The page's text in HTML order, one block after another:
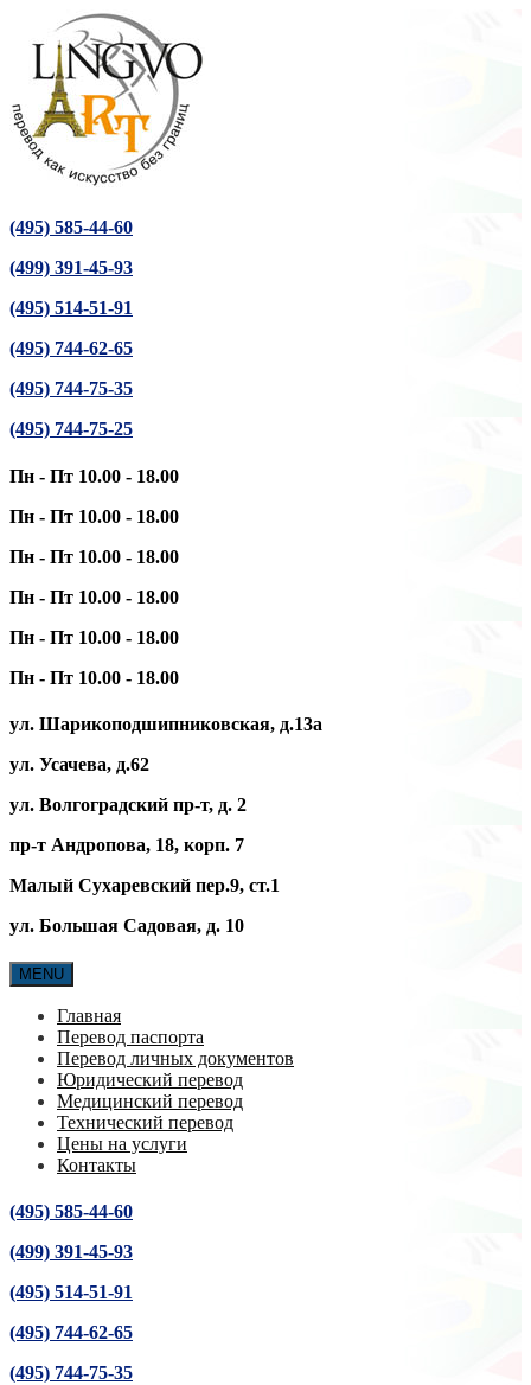
(495) 585-44-60
(499) 391-45-93
(495) 514-51-91
(495) 744-62-65
(495) 744-75-35
(495) 744-75-25
Пн - Пт 10.00 - 18.00
Пн - Пт 10.00 - 18.00
Пн - Пт 10.00 - 18.00
Пн - Пт 10.00 - 18.00
Пн - Пт 10.00 - 18.00
Пн - Пт 10.00 - 18.00
ул. Шарикоподшипниковская, д.13а
ул. Усачева, д.62
ул. Волгоградский пр-т, д. 2
пр-т Андропова, 18, корп. 7
Малый Сухаревский пер.9, ст.1
ул. Большая Садовая, д. 10
MENU
Главная
Перевод паспорта
Перевод личных документов
Юридический перевод
Медицинский перевод
Технический перевод
Цены на услуги
Контакты
(495) 585-44-60
(499) 391-45-93
(495) 514-51-91
(495) 744-62-65
(495) 744-75-35